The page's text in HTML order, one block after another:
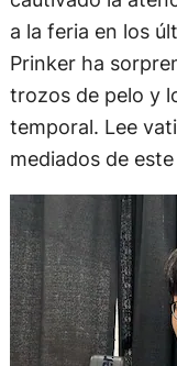
a la feria en los
Prinker ha
trozos de pelo y
temporal. Lee
mediados de